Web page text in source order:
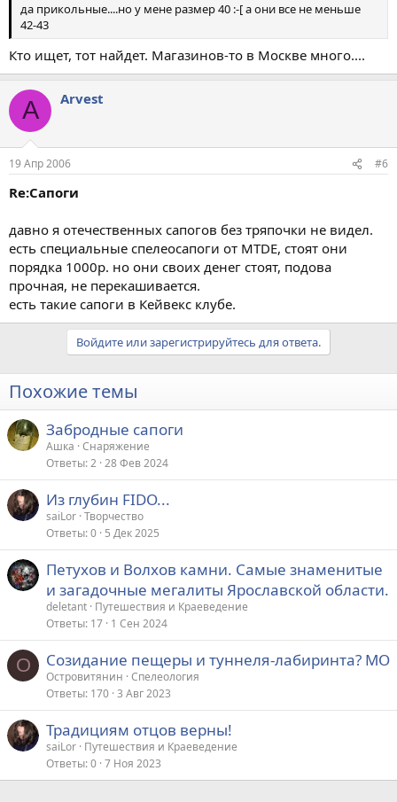
да прикольные....но у мене размер 40 :-[ а они все не меньше
42-43
Кто ищет, тот найдет. Магазинов-то в Москве много....
A Arvest
19 Апр 2006 #6
Re:Сапоги
давно я отечественных сапогов без тряпочки не видел.
есть специальные спелеосапоги от MTDE, стоят они
порядка 1000р. но они своих денег стоят, подова
прочная, не перекашивается.
есть такие сапоги в Кейвекс клубе.
Войдите или зарегистрируйтесь для ответа.
Похожие темы
Забродные сапоги
Ашка Снаряжение
Ответы 2 28 Фев 2024
Из глубин FIDO...
saiLor Творчество
Ответы 0 5 Дек 2025
Петухов и Волхов камни. Самые знаменитые
и загадочные мегалиты Ярославской области.
deletant Путешествия и Краеведение
Ответы 17 1 Сен 2024
О Созидание пещеры и туннеля-лабиринта? МО
Островитянин Спелеология
Ответы 170 3 Авг 2023
Традициям отцов верны!
saiLor Путешествия и Краеведение
Ответы 0 7 Ноя 2023